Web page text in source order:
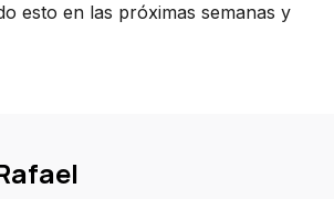
esto en las próximas semanas y